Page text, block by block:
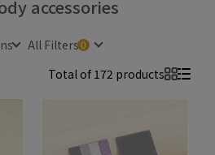
accessories
All Filters
Total of 172 products